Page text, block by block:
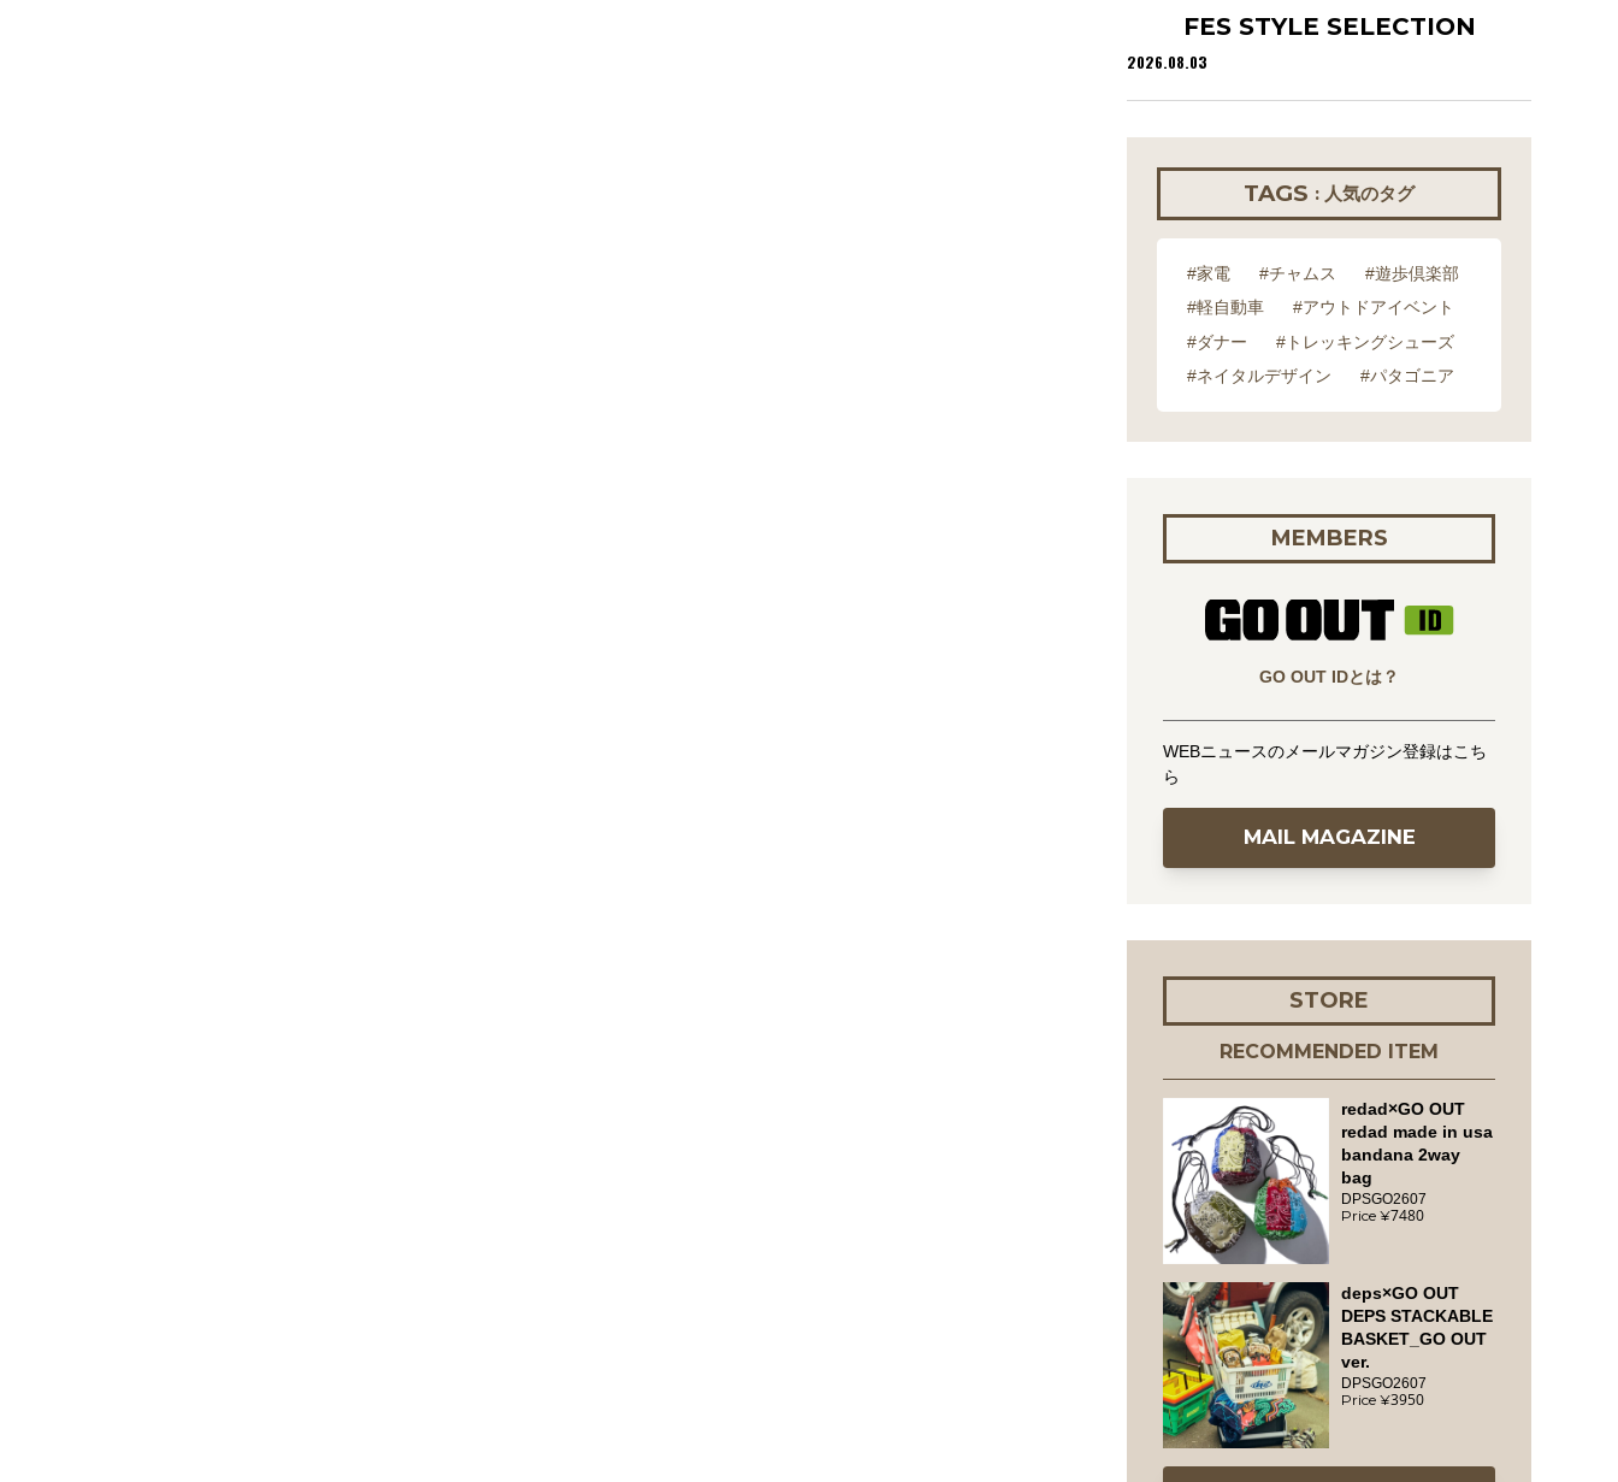
FES STYLE SELECTION
2026.08.03
TAGS : 人気のタグ
#家電 #チャムス
#遊歩倶楽部
#軽自動車
#アウトドアイベント
#ダナー
#トレッキングシューズ
#ネイタルデザイン
#パタゴニア
MEMBERS
GO OUT IDとは？
WEBニュースのメールマガジン登録はこち
ら
MAIL MAGAZINE
STORE
RECOMMENDED ITEM
redad×GO OUT
redad made in usa
bandana 2way
bag
DPSGO2607
7480
deps×GO OUT
DEPS STACKABLE
BASKET_GO OUT
ver.
DPSGO2607
3950